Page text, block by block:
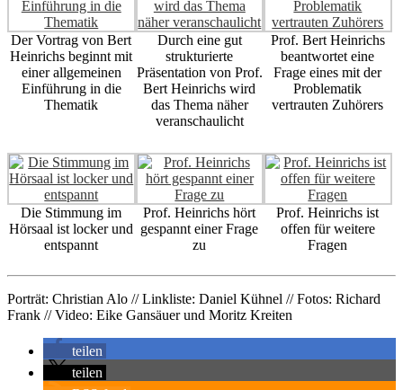
Der Vortrag von Bert
Heinrichs beginnt mit
einer allgemeinen
Einführung in die
Thematik
Durch eine gut
strukturierte
Präsentation von Prof.
Bert Heinrichs wird
das Thema näher
veranschaulicht
Prof. Bert Heinrichs
beantwortet eine
Frage eines mit der
Problematik
vertrauten Zuhörers
Die Stimmung im
Hörsaal ist locker und
entspannt
Prof. Heinrichs hört
gespannt einer Frage
zu
Prof. Heinrichs ist
offen für weitere
Fragen
Porträt: Christian Alo // Linkliste: Daniel Kühnel // Fotos: Richard
Frank // Video: Eike Gansäuer und Moritz Kreiten
teilen
teilen